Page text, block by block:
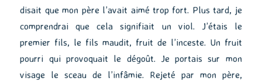
disait que mon père l’avait aimé trop fort. Plus tard, je
comprendrai que cela signifiait un viol. J’étais le
premier fils, le fils maudit, fruit de l’inceste. Un fruit
pourri qui provoquait le dégoût. Je portais sur mon
visage le sceau de l’infâmie. Rejeté par mon père,